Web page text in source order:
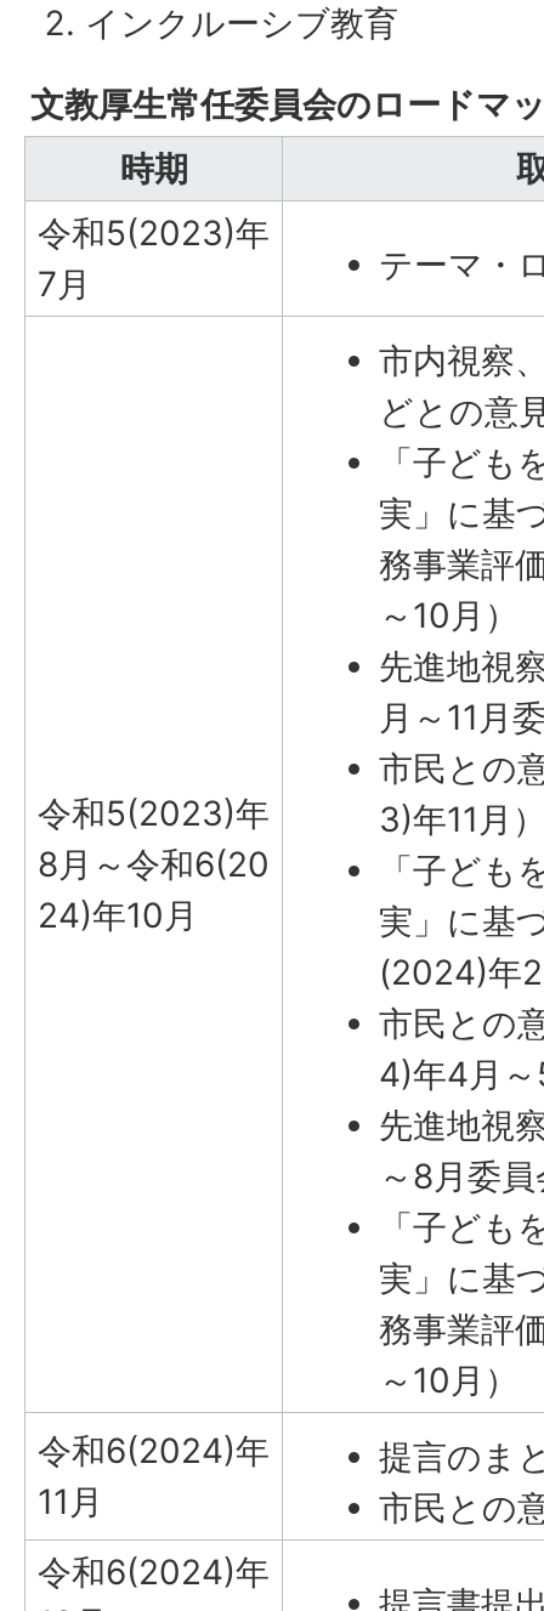
インクルーシブ教育
文教厚生常任委員会のロードマ
時期
令和5(2023)年
7月
テーマ・
令和5(2023)年
8月～令和6(20
24)年10月
市内視察
どとの意
「子ども
実」に基
務事業評
～10月）
先進地視
月～11月
市民との
3)年11月
「子ども
実」に基
(2024)年
市民との
4)年4月
先進地視
～8月委
「子ども
実」に基
務事業評
～10月）
令和6(2024)年
11月
提言のま
市民との
令和6(2024)年